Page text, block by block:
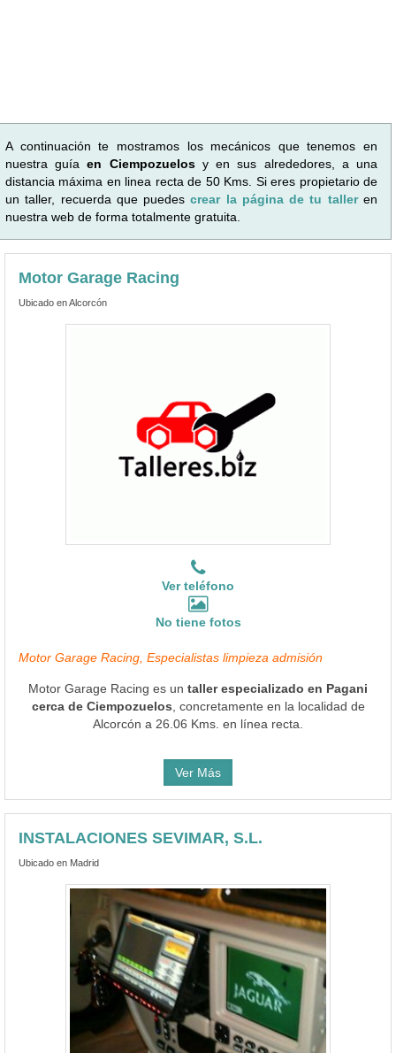
A continuación te mostramos los mecánicos que tenemos en
nuestra guíaen Ciempozuelosy en sus alrededores, a una
distancia máxima en linea recta de 50 Kms. Si eres propietario de
un taller, recuerda que puedescrear la página de tu talleren
nuestra web de forma totalmente gratuita.
Motor Garage Racing
Ubicado en Alcorcón
Ver teléfono
No tiene fotos
Motor Garage Racing, Especialistas limpieza admisión
Motor Garage Racing es un taller especializado en Pagani
cerca de Ciempozuelos , concretamente en la localidad de
Alcorcón a 26.06 Kms. en línea recta.
Ver Más
INSTALACIONES SEVIMAR, S.L.
Ubicado en Madrid